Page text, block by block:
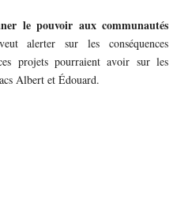
le pouvoir aux communautés
alerter sur les conséquences
projets pourraient avoir sur les
Albert et Édouard.